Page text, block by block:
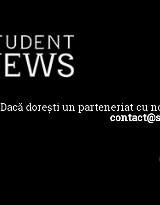
Dacă dorești un parteneriat cu